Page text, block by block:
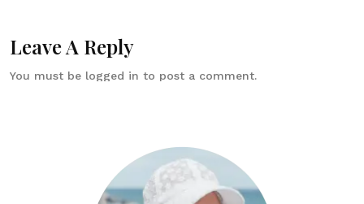
Leave A Reply
You must be logged in to post a comment.